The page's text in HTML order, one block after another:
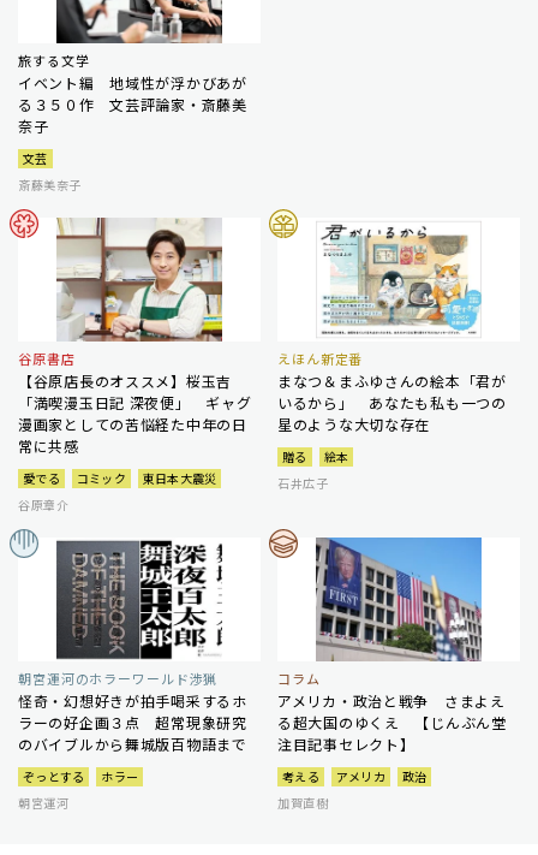
旅する文学
イベント編 地域性が浮かびあが
る３５０作 文芸評論家・斎藤美
奈子
文芸
斎藤美奈子
谷原書店
【谷原店長のオススメ】桜玉吉
「満喫漫玉日記 深夜便」 ギャグ
漫画家としての苦悩経た中年の日
常に共感
愛でる コミック
東日本大震災
谷原章介
えほん新定番
まなつ＆まふゆさんの絵本「君が
いるから」 あなたも私も一つの
星のような大切な存在
贈る
絵本
石井広子
朝宮運河のホラーワールド渉猟
怪奇・幻想好きが拍手喝采するホ
ラーの好企画３点 超常現象研究
のバイブルから舞城版百物語まで
ぞっとする
ホラー
朝宮運河
コラム
アメリカ・政治と戦争 さまよえ
る超大国のゆくえ 【じんぶん堂
注目記事セレクト】
考える アメリカ
政治
加賀直樹